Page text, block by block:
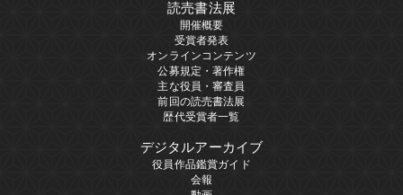
読売書法展
開催概要
受賞者発表
オンラインコンテンツ
公募規定・著作権
主な役員・審査員
前回の読売書法展
歴代受賞者一覧
デジタルアーカイブ
役員作品鑑賞ガイド
会報